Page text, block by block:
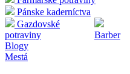
Pánske kaderníctva
Gazdovské
potraviny
Barber
Blogy
Mestá